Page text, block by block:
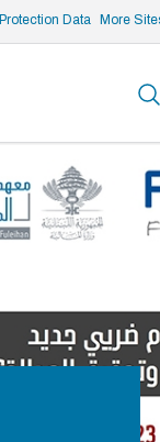
Data More